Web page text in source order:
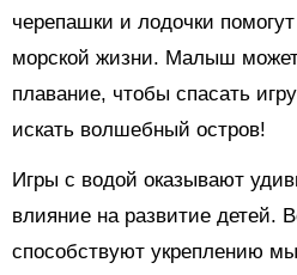
черепашки и лодочки
морской жизни. Малыш может
плавание, чтобы спасать
искать волшебный остров!
Игры с водой оказывают
влияние на развитие детей.
способствуют укреплению